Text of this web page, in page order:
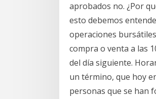
aprobados no. ¿Por
esto debemos
operaciones
compra o venta a las
del día siguiente.
un término, que hoy
personas que se han